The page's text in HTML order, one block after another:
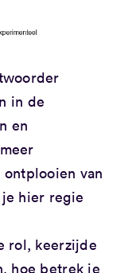
in de
en
van
hier regie
rol, keerzijde
hoe betrek je